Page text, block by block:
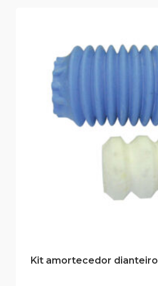
Kit amortecedor dianteiro